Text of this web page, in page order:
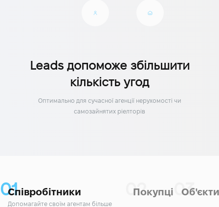
Leads допоможе збільшити
кількість угод
Оптимально для сучасної агенції нерухомості чи
самозайнятих ріелторів
Співробітники
Допомагайте своїм агентам більше
01 Покупці
02 Об'єкти
03